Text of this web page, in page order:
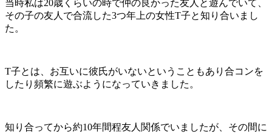
当時私は20歳くらいの時で仲の良かった友人と遊んでいて、
その子の友人で合流した3つ年上の女性T子と知り合いまし
た。
T子とは、お互いに彼氏がいないということもあり合コンを
したり頻繁に遊ぶようになっていきました。
知り合ってから約10年間程友人関係でいましたが、その間に